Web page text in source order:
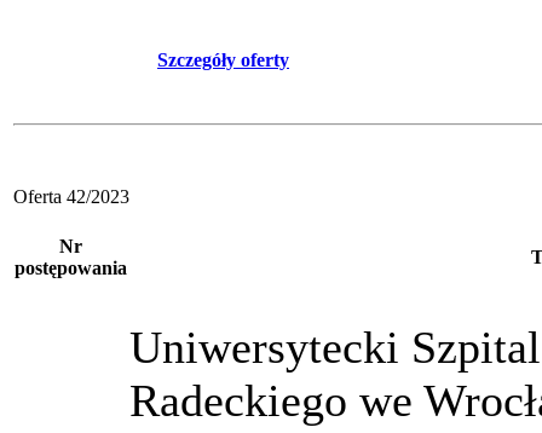
Szczegóły oferty
Oferta 42/2023
Nr
postępowania
Uniwersytecki
Radeckiego we